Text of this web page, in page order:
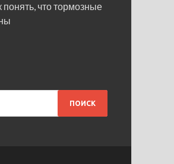
понять, что тормозные